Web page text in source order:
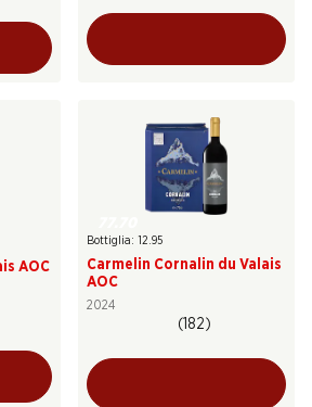
AOC
Bottiglia: 12.95
Carmelin Cornalin du Valais
AOC
2024
(182)